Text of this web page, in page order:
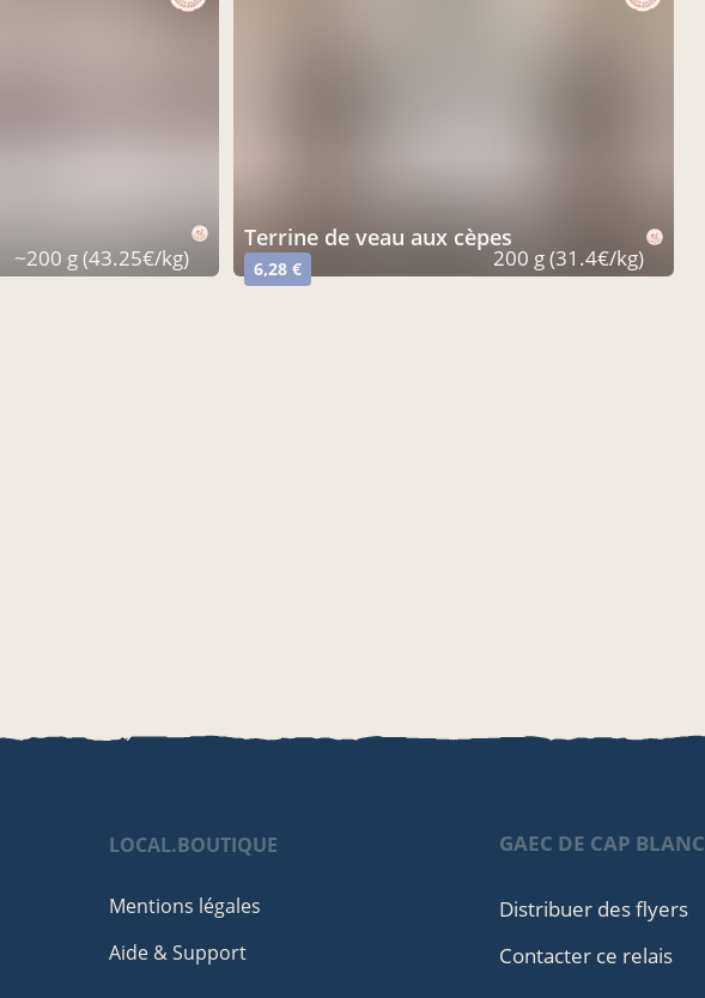
~200 g (43.25€/kg)
terrine de veau aux cèpes
6,28 € 200 g (31.4€/kg)
LOCAL.BOUTIQUE
Mentions légales
Aide & Support
GAEC DE CAP BLANC
Distribuer des flyers
Contacter ce relais